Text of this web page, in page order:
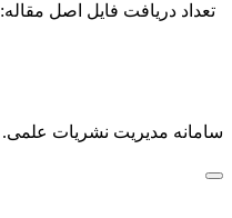
تعداد دریافت فایل اصل مقاله: 1,770
سامانه مدیریت نشریات علمی.